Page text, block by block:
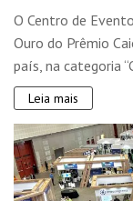
O Centro de
Ouro do Prêmio
país, na categoria
Leia mais